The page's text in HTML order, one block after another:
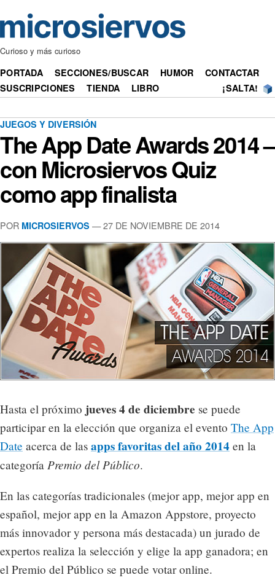
Curioso y más curioso
PORTADA SECCIONES/BUSCAR HUMOR
CONTACTAR
SUSCRIPCIONES
TIENDA LIBRO ¡SALTA!
JUEGOS Y DIVERSIÓN
The App Date Awards 2014 –
con Microsiervos Quiz
como app finalista
POR MICROSIERVOS — 27 DE NOVIEMBRE DE 2014
Hasta el próximo jueves 4 de diciembre se puede
participar en la elección que organiza el evento The App
Date acerca de las apps favoritas del año 2014 en la
categoría Premio del Público.
En las categorías tradicionales (mejor app, mejor app en
español, mejor app en la Amazon Appstore, proyecto
más innovador y persona más destacada) un jurado de
expertos realiza la selección y elige la app ganadora; en
el Premio del Público se puede votar online.